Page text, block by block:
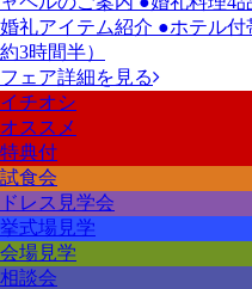
婚礼アイテム紹介 ●ホテル付
約3時間半）
フェア詳細を見る
イチオシ
オススメ
特典付
試食会
ドレス見学会
挙式場見学
会場見学
相談会